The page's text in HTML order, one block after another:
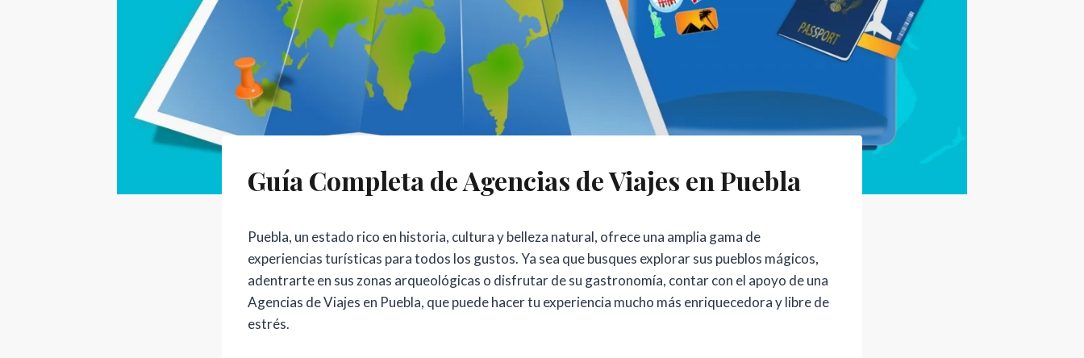
Guía Completa de Agencias de Viajes en Puebla
Puebla, un estado rico en historia, cultura y belleza natural, ofrece una amplia gama de
experiencias turísticas para todos los gustos. Ya sea que busques explorar sus pueblos mágicos,
adentrarte en sus zonas arqueológicas o disfrutar de su gastronomía, contar con el apoyo de una
Agencias de Viajes en Puebla, que puede hacer tu experiencia mucho más enriquecedora y libre de
estrés.